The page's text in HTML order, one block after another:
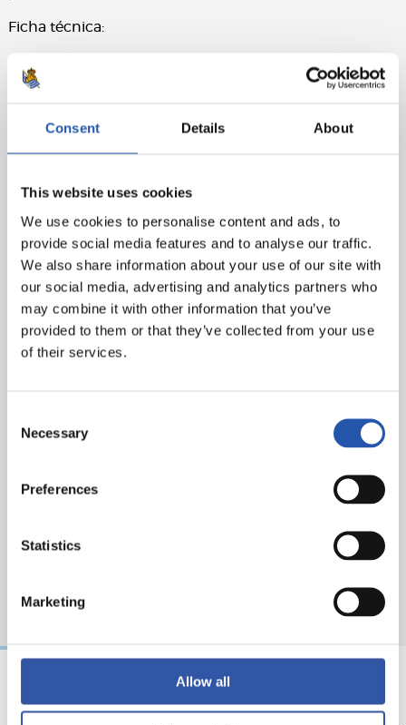
Consent Details About
This website uses cookies
We use cookies to personalise content and ads, to
provide social media features and to analyse our traffic.
We also share information about your use of our site with
our social media, advertising and analytics partners who
may combine it with other information that you’ve
provided to them or that they’ve collected from your use
of their services.
Selection
Necessary
Preferences
Statistics
Marketing
Allow all
Ficha técnica:
Real Sociedad: Remiro, Aramburu, Martín, Zubeldia,
Aihen, Zubimendi, Sučić (Óskarsson, min.56), Marín
min.46), Take (Olasagasti, min.72) y Oyarzabal (cap.)
Copete, Mojica (Lato, min.84), Samu, Antonio Sánchez
min.72) y Larin (Abdón, min.79)
Goles: 0-1: Aramburu (p.p.), min.20. 0-2: Darder, min.47
Árbitro: Munuera Montero. Ha amonestado a los
locales Oyarzabal, Zubimendi y Aritz
Asistencia: 29.181 espectadores.
07/08/2026 07/08/2026